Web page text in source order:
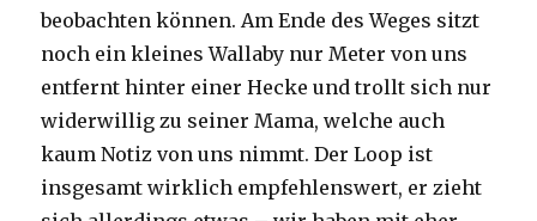
beobachten können. Am Ende des Weges sitzt
noch ein kleines Wallaby nur Meter von uns
entfernt hinter einer Hecke und trollt sich nur
widerwillig zu seiner Mama, welche auch
kaum Notiz von uns nimmt. Der Loop ist
insgesamt wirklich empfehlenswert, er zieht